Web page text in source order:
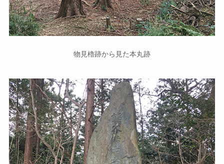
物見櫓跡から見た本丸跡